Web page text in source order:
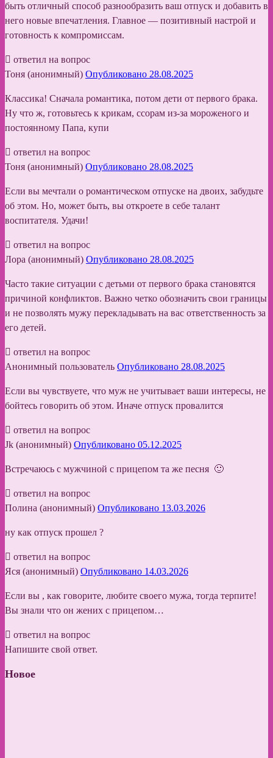
быть отличный способ разнообразить ваш отпуск и добавить в
него новые впечатления. Главное — позитивный настрой и
готовность к компромиссам.
ответил на вопрос
Тоня (анонимный) Опубликовано 28.08.2025
Классика! Сначала романтика, потом дети от первого брака.
Ну что ж, готовьтесь к крикам, ссорам из-за мороженого и
постоянному Папа, купи
ответил на вопрос
Тоня (анонимный) Опубликовано 28.08.2025
Если вы мечтали о романтическом отпуске на двоих, забудьте
об этом. Но, может быть, вы откроете в себе талант
воспитателя. Удачи!
ответил на вопрос
Лора (анонимный) Опубликовано 28.08.2025
Часто такие ситуации с детьми от первого брака становятся
причиной конфликтов. Важно четко обозначить свои границы
и не позволять мужу перекладывать на вас ответственность за
его детей.
ответил на вопрос
Анонимный пользователь Опубликовано 28.08.2025
Если вы чувствуете, что муж не учитывает ваши интересы, не
бойтесь говорить об этом. Иначе отпуск провалится
ответил на вопрос
Jk (анонимный) Опубликовано 05.12.2025
Встречаюсь с мужчиной с прицепом та же песня 🙂
ответил на вопрос
Полина (анонимный) Опубликовано 13.03.2026
ну как отпуск прошел ?
ответил на вопрос
Яся (анонимный) Опубликовано 14.03.2026
Если вы , как говорите, любите своего мужа, тогда терпите!
Вы знали что он жених с прицепом…
ответил на вопрос
Напишите свой ответ.
Новое